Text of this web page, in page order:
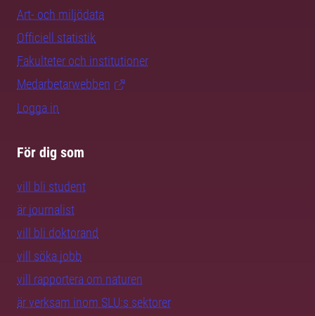
Art- och miljödata
Officiell statistik
Fakulteter och institutioner
Medarbetarwebben
Logga in
För dig som
vill bli student
är journalist
vill bli doktorand
vill söka jobb
vill rapportera om naturen
är verksam inom SLU:s sektorer